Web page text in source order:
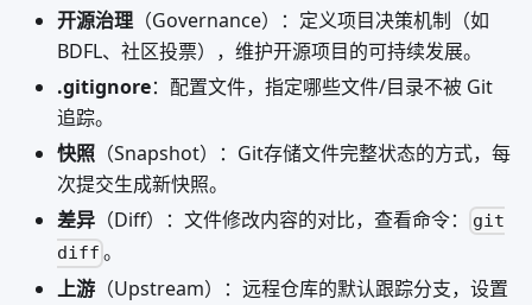
开源治理 （Governance）：定义项目决策机制（如
BDFL、社区投票），维护开源项目的可持续发展。
.gitignore：配置文件，指定哪些文件/目录不被 Git
追踪。
快照 （Snapshot）：Git存储文件完整状态的方式，每
次提交生成新快照。
差异 （Diff）：文件修改内容的对比，查看命令：
git
diff 。
上游 （Upstream）：远程仓库的默认跟踪分支，设置